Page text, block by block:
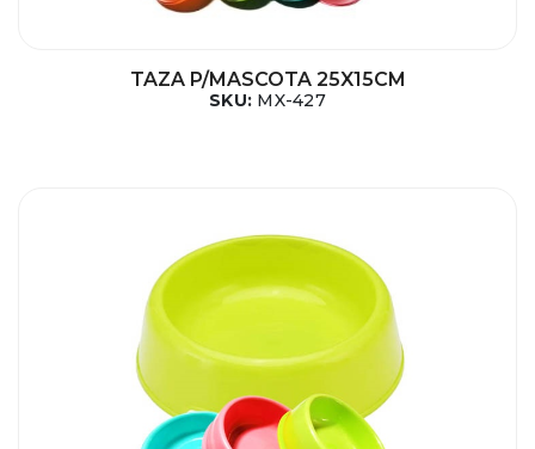
TAZA P/MASCOTA 25X15CM
SKU: MX-427